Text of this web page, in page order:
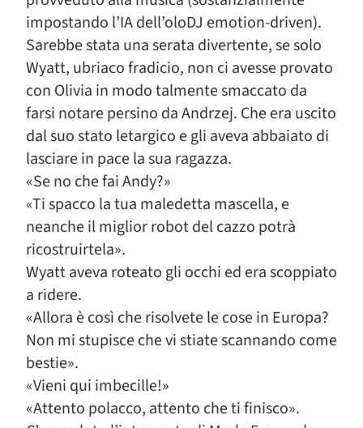
impostando l’IA dell’oloDJ emotion-driven).
Sarebbe stata una serata divertente, se solo
Wyatt, ubriaco fradicio, non ci avesse provato
con Olivia in modo talmente smaccato da
farsi notare persino da Andrzej. Che era uscito
dal suo stato letargico e gli aveva abbaiato di
lasciare in pace la sua ragazza.
«Se no che fai Andy?»
«Ti spacco la tua maledetta mascella, e
neanche il miglior robot del cazzo potrà
ricostruirtela».
Wyatt aveva roteato gli occhi ed era scoppiato
a ridere.
«Allora è così che risolvete le cose in Europa?
Non mi stupisce che vi stiate scannando come
bestie».
«Vieni qui imbecille!»
«Attento polacco, attento che ti finisco».